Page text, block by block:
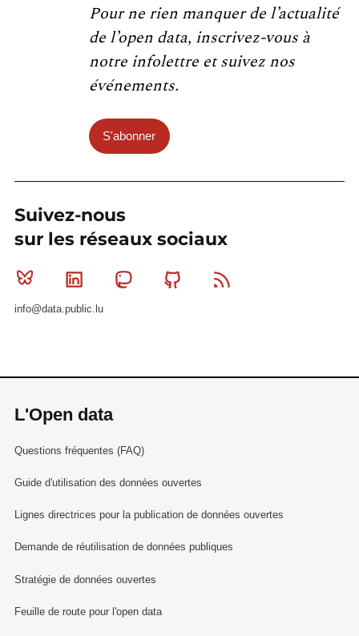
Pour ne rien manquer de l’actualité
de l’open data, inscrivez-vous à
notre infolettre et suivez nos
événements.
S'abonner
Suivez-nous
sur les réseaux sociaux
Bluesky Linkedin MastodonGithub
info@data.public.lu
L'Open data
Questions fréquentes (FAQ)
Guide d'utilisation des données ouvertes
Lignes directrices pour la publication de données ouvertes
Demande de réutilisation de données publiques
Stratégie de données ouvertes
Feuille de route pour l'open data